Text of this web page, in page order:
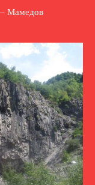
– Мамедов